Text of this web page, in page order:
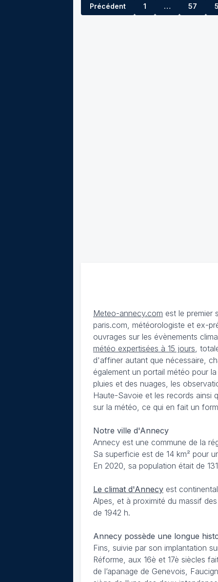
Précédent 1 …
56 57
Meteo-annecy.com est le premier
paris.com, météorologiste et ex-
ouvrages sur les évènements
météo expertisées à 15 jours ,
d'affiner autant que nécessaire,
également un portail météo pour
pluies et des nuages, les
Haute-Savoie et les records ainsi
sur la météo, ce qui en fait un
Notre ville d'Annecy
Annecy est une commune de la
Sa superficie est de 14 km² pour
En 2020, sa population était de
Le climat d'Annecy est
Alpes, et à proximité du massif
de 1942 h.
Annecy possède une longue
Fins, suivie par son implantation
Réforme, aux 16è et 17è siècles
de l’apanage de Genevois,